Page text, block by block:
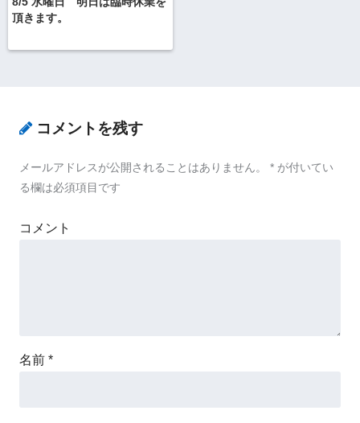
頂きます。
コメントを残す
メールアドレスが公開されることはありません。 * が付いてい
る欄は必須項目です
コメント
名前 *